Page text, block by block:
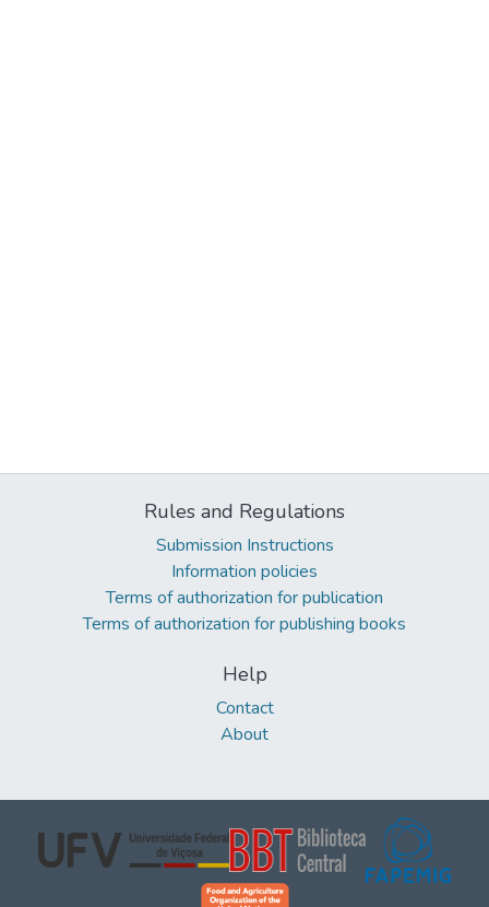
Rules and Regulations
Submission Instructions
Information policies
Terms of authorization for publication
Terms of authorization for publishing books
Help
Contact
About